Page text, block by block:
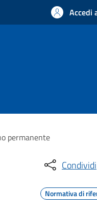
Accedi
permanente
Condividi
Normativa di